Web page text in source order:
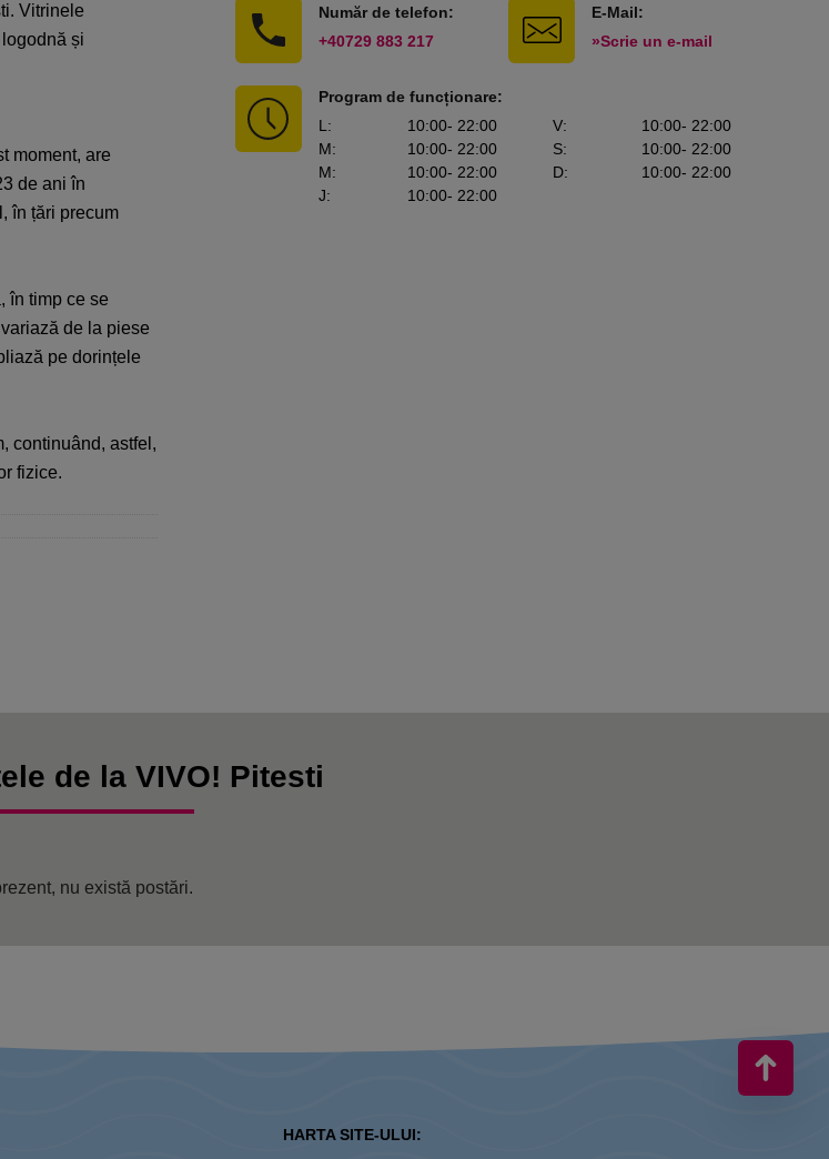
Vitrinele
și
moment, are
de ani în
în țări precum
în timp ce se
de la piese
pe dorințele
, continuând, astfel,
fizice.
Număr de telefon:
+40729 883 217
E-Mail:
»Scrie un e-mail
Program de funcționare:
L : 10:00- 22:00
M: 10:00- 22:00
M: 10:00- 22:00
J: 10:00- 22:00
V: 10:00- 22:00
S: 10:00- 22:00
D: 10:00- 22:00
de la VIVO! Pitesti
nu există postări.
HARTA SITE-ULUI: